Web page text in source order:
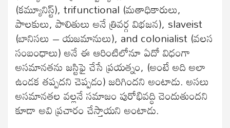
(కమ్యూనిస్ట్), trifunctional (మతాధికారులు,
పాలకులు, పాలితులు అనే త్రివర్గ విభజన), slaveist
(బానిసలు – యజమానులు), and colonialist (వలస
సంబంధాలు) అనే ఈ ఆరింటిలోనూ ఏదో విధంగా
అసమానతను జస్టిఫై చేసే ప్రయత్నం, (అంటే అది అలా
ఉండక తప్పదని చెప్పడం) జరిగిందని అంటాడు. అసలు
అసమానతల వల్లనే సమాజం పురోభివద్ధి చెందుతుందని
కూడా అవి ప్రచారం చేస్తాయని అంటాడు.